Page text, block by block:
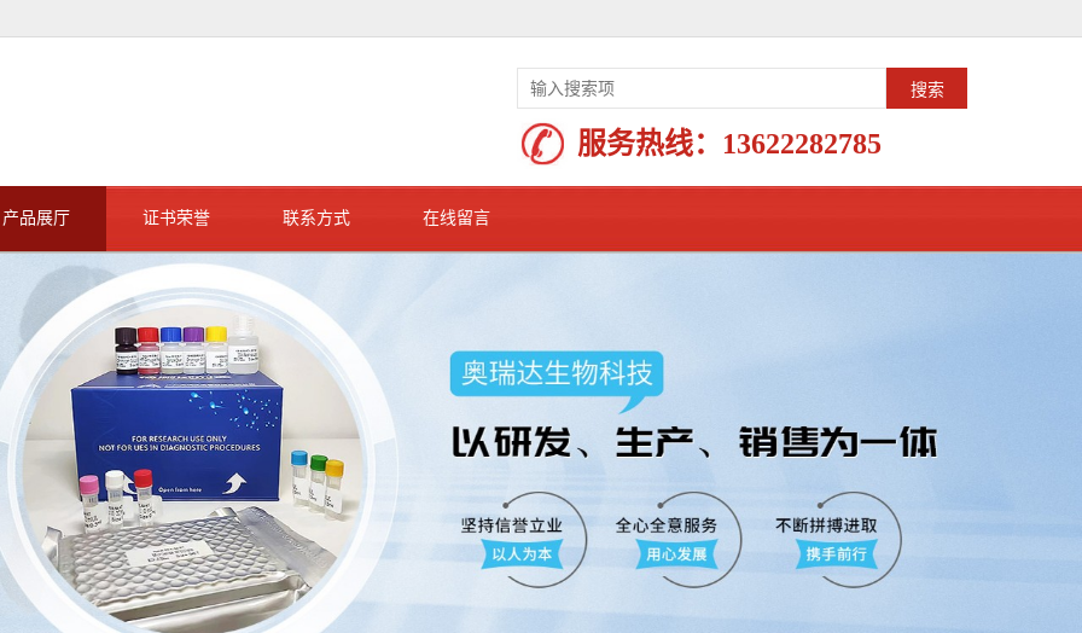
服务热线： 13622282785
产品展厅 证书荣誉 联系方式 在线留言